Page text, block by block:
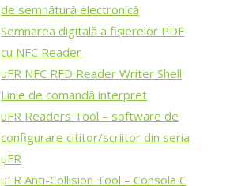
de semnătură electronică
Semnarea digitală a fișierelor PDF
cu NFC Reader
uFR NFC RFD Reader Writer Shell
Linie de comandă interpret
uFR Readers Tool – software de
configurare cititor/scriitor din seria
μFR
μFR Anti-Collision Tool – Consola C